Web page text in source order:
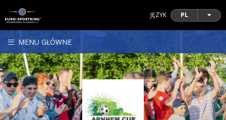
JĘZYK PL
MENU GŁÓWNE